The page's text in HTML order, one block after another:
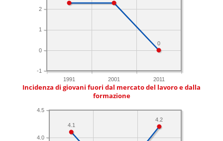
1991 2001 2011
-1
0
1
2
0
Incidenza di giovani fuori dal mercato del lavoro e dalla
formazione
4.0
4.5
4.2
4.1